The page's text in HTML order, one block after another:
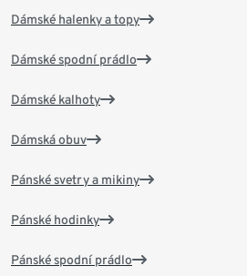
Dámské halenky a topy
Dámské spodní prádlo
Dámské kalhoty
Dámská obuv
Pánské svetry a mikiny
Pánské hodinky
Pánské spodní prádlo